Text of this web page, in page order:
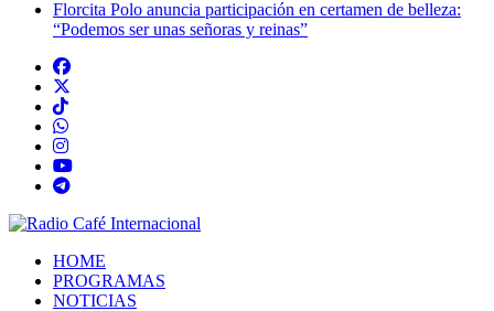
Florcita Polo anuncia participación en certamen de belleza:
“Podemos ser unas señoras y reinas”
HOME
PROGRAMAS
NOTICIAS